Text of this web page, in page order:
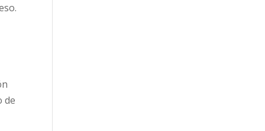
de